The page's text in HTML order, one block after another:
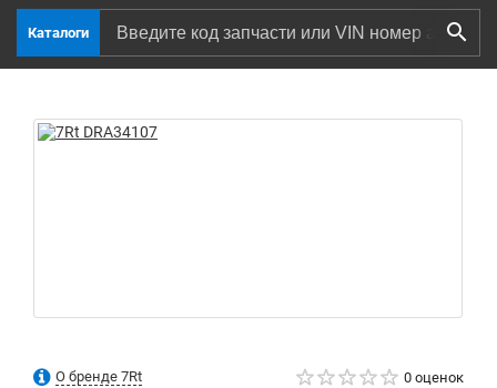
Каталоги
О бренде 7Rt 0 оценок